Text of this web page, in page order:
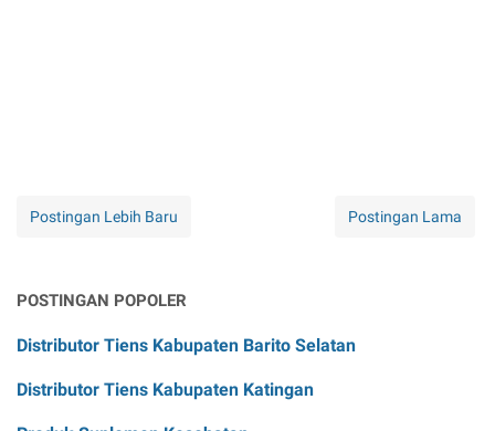
Postingan Lebih Baru Postingan Lama
POSTINGAN POPOLER
Distributor Tiens Kabupaten Barito Selatan
Distributor Tiens Kabupaten Katingan